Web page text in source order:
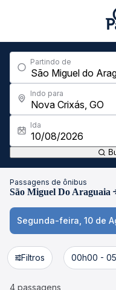
Partindo de
Indo para
Ida
Passagens de ônibus
São Miguel Do Araguaia
Segunda-feira, 10 de
Filtros 00h00 -
4 passagens